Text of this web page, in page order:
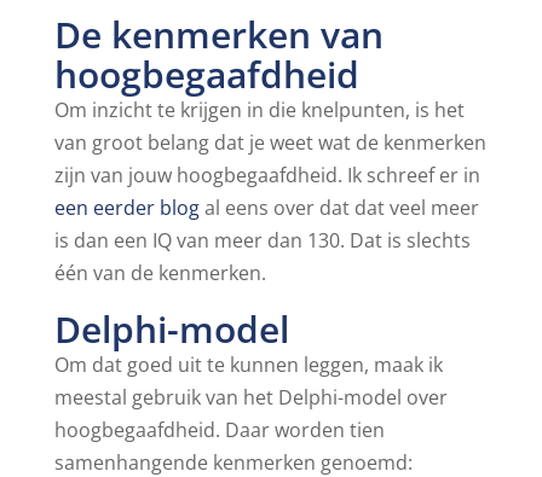
De kenmerken van
hoogbegaafdheid
Om inzicht te krijgen in die knelpunten, is het
van groot belang dat je weet wat de kenmerken
zijn van jouw hoogbegaafdheid. Ik schreef er in
een eerder blogal eens over dat dat veel meer
is dan een IQ van meer dan 130. Dat is slechts
één van de kenmerken.
Delphi-model
Om dat goed uit te kunnen leggen, maak ik
meestal gebruik van het Delphi-model over
hoogbegaafdheid. Daar worden tien
samenhangende kenmerken genoemd: